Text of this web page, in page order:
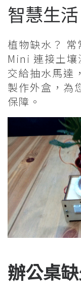
智慧生活
植物缺水？
Mini 連接土壤
交給抽水馬達
製作外盒，為
保障。
辦公桌